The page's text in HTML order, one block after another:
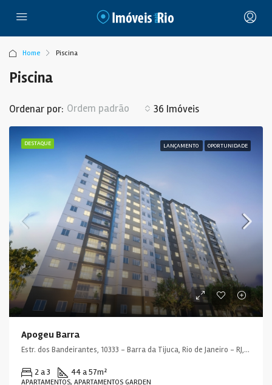
Home Piscina
Piscina
36 Imóveis
Ordenar por: Ordem padrão
DESTAQUE LANÇAMENTO OPORTUNIDADE
Apogeu Barra
Estr. dos Bandeirantes, 10333 - Barra da Tijuca, Rio de Janeiro - RJ, 22783-115, Brasil
2 a 3 44 a 57m²
APARTAMENTOS, APARTAMENTOS GARDEN